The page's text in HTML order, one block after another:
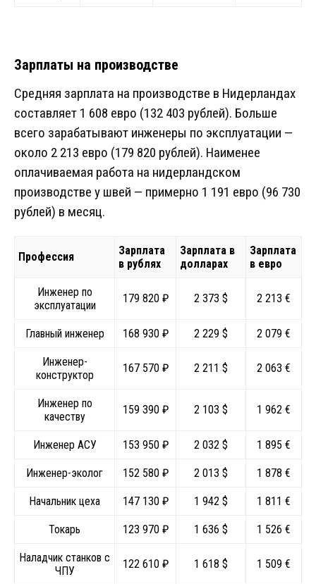
Зарплаты на производстве
Средняя зарплата на производстве в Нидерландах
составляет 1 608 евро (132 403 рублей). Больше
всего зарабатывают инженеры по эксплуатации —
около 2 213 евро (179 820 рублей). Наименее
оплачиваемая работа на нидерландском
производстве у швей — примерно 1 191 евро (96 730
рублей) в месяц.
Профессия
Зарплата
в рублях
Зарплата в
долларах
Зарплата
в евро
Инженер по
эксплуатации
179 820 ₽ 2 373 $ 2 213 €
Главный инженер 168 930 ₽ 2 229 $ 2 079 €
Инженер-
конструктор
167 570 ₽ 2 211 $ 2 063 €
Инженер по
качеству
159 390 ₽ 2 103 $ 1 962 €
Инженер АСУ 153 950 ₽ 2 032 $ 1 895 €
Инженер-эколог 152 580 ₽ 2 013 $ 1 878 €
Начальник цеха 147 130 ₽ 1 942 $ 1 811 €
Токарь 123 970 ₽ 1 636 $ 1 526 €
Наладчик станков с
ЧПУ
122 610 ₽ 1 618 $ 1 509 €